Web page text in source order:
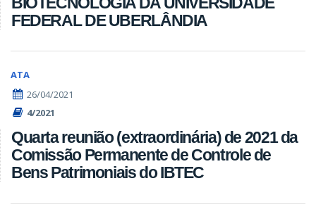
FEDERAL DE UBERLÂNDIA
ATA
26/04/2021
4/2021
Quarta reunião (extraordinária) de 2021 da
Comissão Permanente de Controle de
Bens Patrimoniais do IBTEC